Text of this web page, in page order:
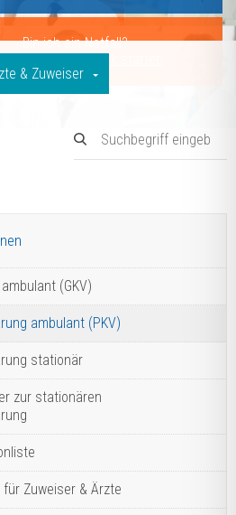
Bin ich ein Notfall?
Symptom-Check starten
& Zuweiser
(GKV)
ambulant (PKV)
stationär
zur stationären
für Zuweiser & Ärzte